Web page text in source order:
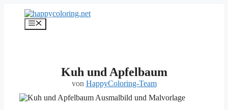
springen
Menü
Kuh und Apfelbaum
von HappyColoring-Team